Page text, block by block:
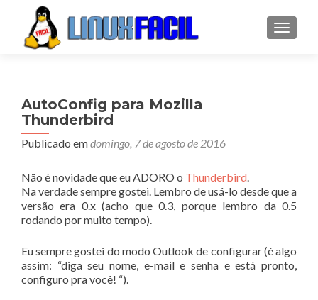
AutoConfig para Mozilla
Thunderbird
Publicado emdomingo, 7 de agosto de 2016
Não é novidade que eu ADORO o Thunderbird.
Na verdade sempre gostei. Lembro de usá-lo desde que a
versão era 0.x (acho que 0.3, porque lembro da 0.5
rodando por muito tempo).
Eu sempre gostei do modo Outlook de configurar (é algo
assim: “diga seu nome, e-mail e senha e está pronto,
configuro pra você! “).